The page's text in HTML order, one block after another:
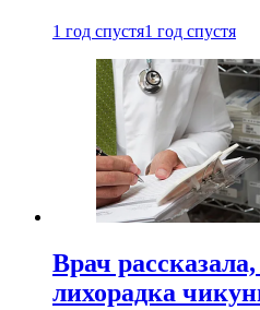
1 год спустя1 год спустя
Врач
лихорадка